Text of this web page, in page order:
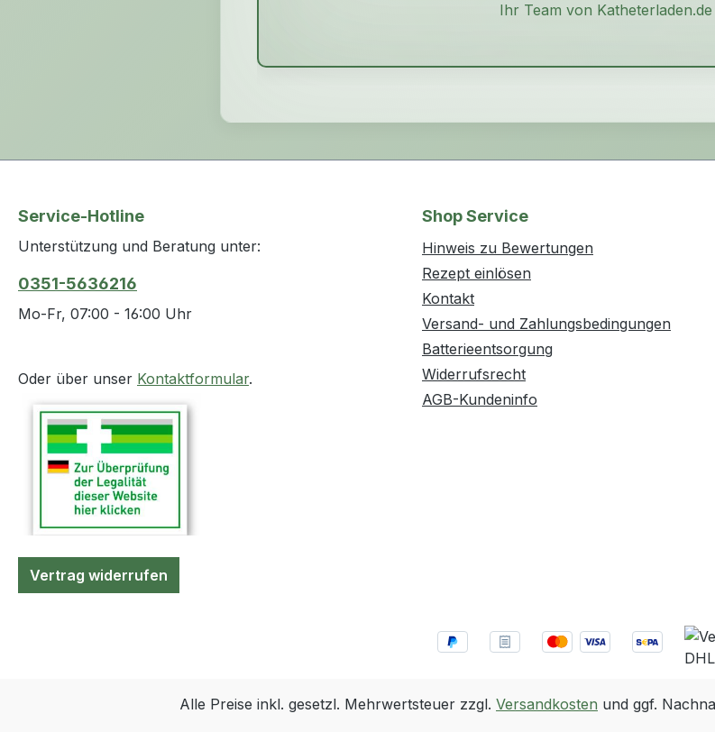
Ihr Team von Katheterladen.de
Service-Hotline
Unterstützung und Beratung unter:
0351-5636216
Mo-Fr, 07:00 - 16:00 Uhr
Oder über unser Kontaktformular.
Vertrag widerrufen
Shop Service
Hinweis zu Bewertungen
Rezept einlösen
Kontakt
Versand- und Zahlungsbedingungen
Batterieentsorgung
Widerrufsrecht
AGB-Kundeninfo
Alle Preise inkl. gesetzl. Mehrwertsteuer zzgl. Versandkosten und ggf.